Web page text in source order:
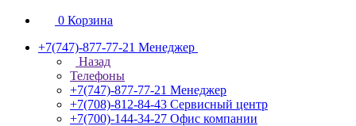
0 Корзина
+7(747)-877-77-21 Менеджер
Назад
Телефоны
+7(747)-877-77-21 Менеджер
+7(708)-812-84-43 Сервисный центр
+7(700)-144-34-27 Офис компании